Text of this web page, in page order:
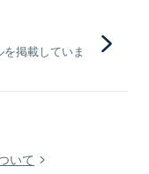
掲載していま
いて